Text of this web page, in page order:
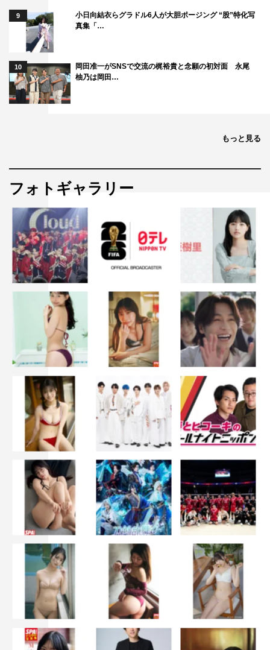
9
小日向結衣らグラドル6人が大胆ポージング “股”特化写
真集「…
10
岡田准一がSNSで交流の梶裕貴と念願の初対面 永尾
柚乃は岡田…
もっと見る
フォトギャラリー